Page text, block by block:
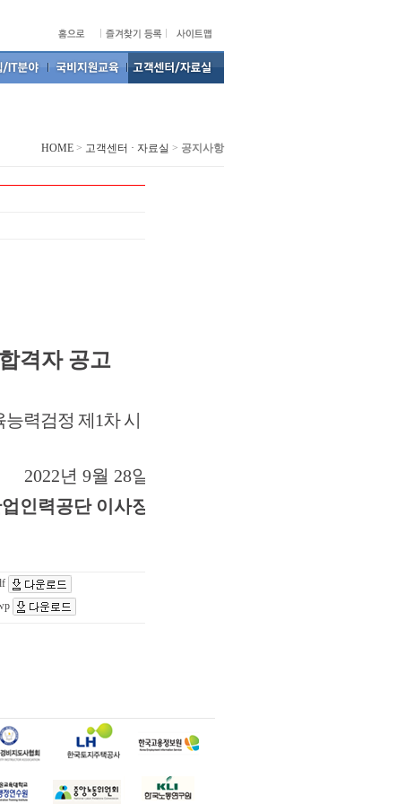
HOME > 고객센터 · 자료실 > 공지사항
격자 공고
력검정 제 1차 시
2022년 9월 28일
인력공단 이사장